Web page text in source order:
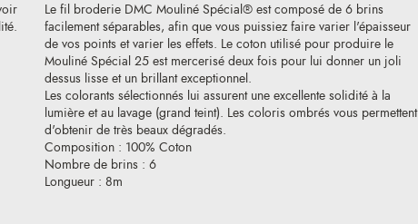
Le fil broderie DMC Mouliné Spécial® est composé de 6 brins
facilement séparables, afin que vous puissiez faire varier l'épaisseur
de vos points et varier les effets. Le coton utilisé pour produire le
Mouliné Spécial 25 est mercerisé deux fois pour lui donner un joli
dessus lisse et un brillant exceptionnel.
Les colorants sélectionnés lui assurent une excellente solidité à la
lumière et au lavage (grand teint). Les coloris ombrés vous permettent
d'obtenir de très beaux dégradés.
Composition : 100% Coton
Nombre de brins : 6
Longueur : 8m